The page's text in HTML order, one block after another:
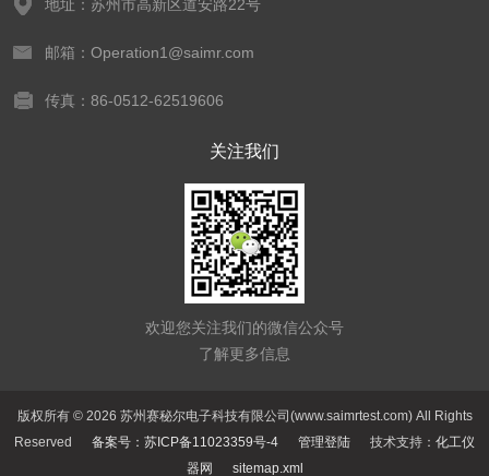
地址：苏州市高新区道安路22号
邮箱：Operation1@saimr.com
传真：86-0512-62519606
关注我们
欢迎您关注我们的微信公众号
了解更多信息
版权所有 © 2026 苏州赛秘尔电子科技有限公司(www.saimrtest.com) All Rights
Reserved 备案号：苏ICP备11023359号-4 管理登陆 技术支持： 化工仪
器网
sitemap.xml